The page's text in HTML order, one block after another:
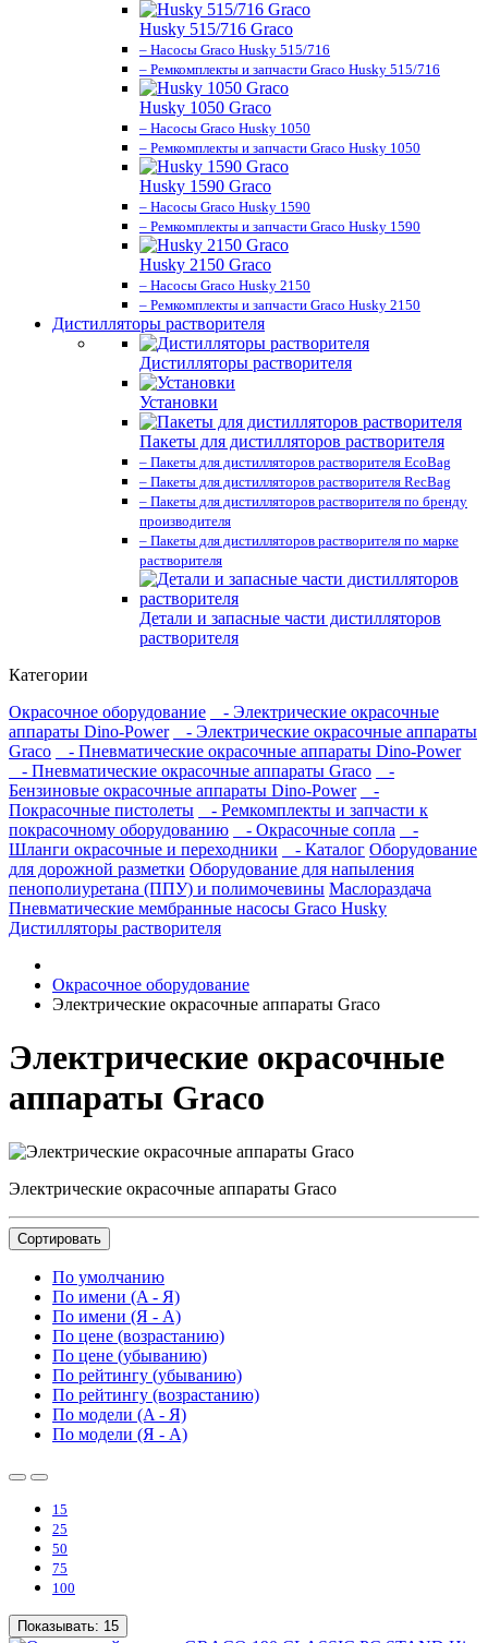
Husky 515/716 Graco
– Насосы Graco Husky 515/716
– Ремкомплекты и запчасти Graco Husky 515/716
Husky 1050 Graco
– Насосы Graco Husky 1050
– Ремкомплекты и запчасти Graco Husky 1050
Husky 1590 Graco
– Насосы Graco Husky 1590
– Ремкомплекты и запчасти Graco Husky 1590
Husky 2150 Graco
– Насосы Graco Husky 2150
– Ремкомплекты и запчасти Graco Husky 2150
Дистилляторы растворителя
Дистилляторы растворителя
Установки
Пакеты для дистилляторов растворителя
– Пакеты для дистилляторов растворителя EcoBag
– Пакеты для дистилляторов растворителя RecBag
– Пакеты для дистилляторов растворителя по бренду
производителя
– Пакеты для дистилляторов растворителя по марке
растворителя
Детали и запасные части дистилляторов
растворителя
Категории
Окрасочное оборудование
- Электрические окрасочные
аппараты Dino-Power
- Электрические окрасочные аппараты
Graco
- Пневматические окрасочные аппараты Dino-Power
- Пневматические окрасочные аппараты Graco
-
Бензиновые окрасочные аппараты Dino-Power
-
Покрасочные пистолеты
- Ремкомплекты и запчасти к
покрасочному оборудованию
- Окрасочные сопла
-
Шланги окрасочные и переходники
- Каталог Оборудование
для дорожной разметки Оборудование для напыления
пенополиуретана (ППУ) и полимочевины Маслораздача
Пневматические мембранные насосы Graco Husky
Дистилляторы растворителя
Окрасочное оборудование
Электрические окрасочные аппараты Graco
Электрические окрасочные
аппараты Graco
Электрические окрасочные аппараты Graco
Сортировать
По умолчанию
По имени (A - Я)
По имени (Я - A)
По цене (возрастанию)
По цене (убыванию)
По рейтингу (убыванию)
По рейтингу (возрастанию)
По модели (A - Я)
По модели (Я - A)
15
25
50
75
100
Показывать: 15